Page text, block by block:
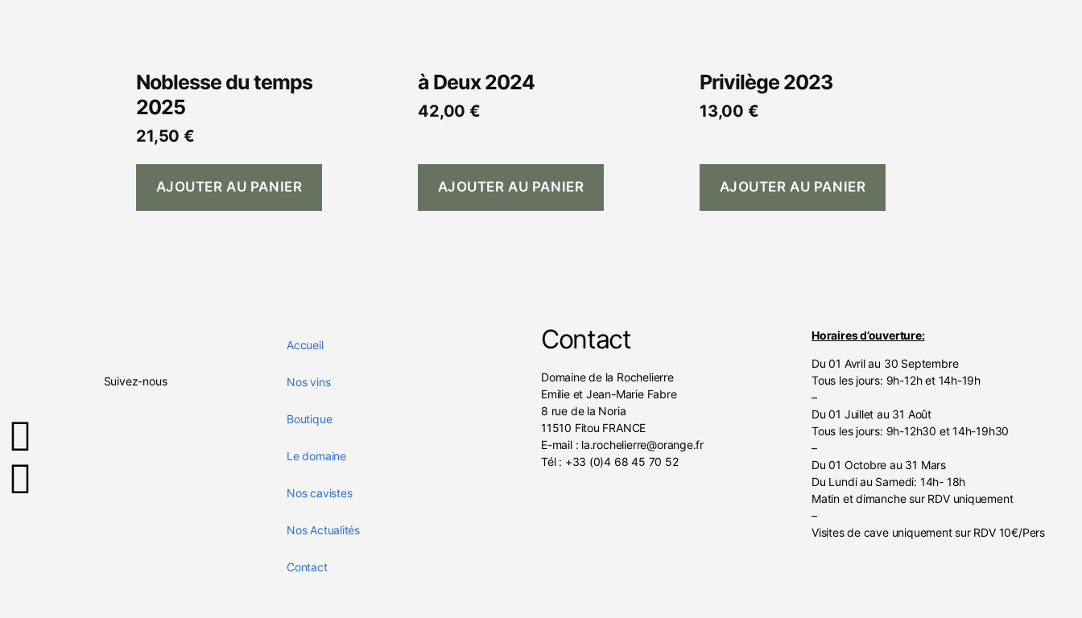
Noblesse du temps
2025
21,50 €
AJOUTER AU PANIER
à Deux 2024
42,00 €
AJOUTER AU PANIER
Privilège 2023
13,00 €
AJOUTER AU PANIER
Suivez-nous
Accueil
Nos vins
Boutique
Le domaine
Nos cavistes
Nos Actualités
Contact
Contact
Domaine de la Rochelierre
Emilie et Jean-Marie Fabre
8 rue de la Noria
11510 Fitou FRANCE
E-mail : la.rochelierre@orange.fr
Tél : +33 (0)4 68 45 70 52
Horaires d’ouverture:
Du 01 Avril au 30 Septembre
Tous les jours: 9h-12h et 14h-19h
–
Du 01 Juillet au 31 Août
Tous les jours: 9h-12h30 et 14h-19h30
–
Du 01 Octobre au 31 Mars
Du Lundi au Samedi: 14h- 18h
Matin et dimanche sur RDV uniquement
–
Visites de cave uniquement sur RDV 10€/Pers